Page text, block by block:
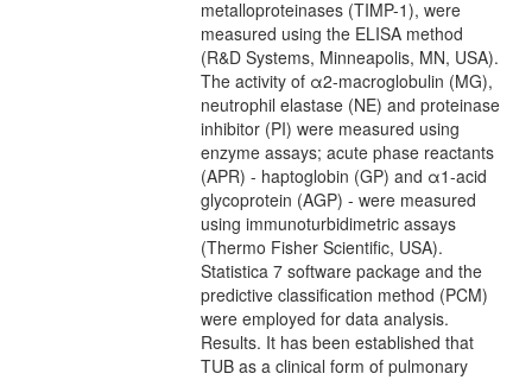
metalloproteinases (TIMP-1), were
measured using the ELISA method
(R&D Systems, Minneapolis, MN, USA).
The activity of α2-macroglobulin (MG),
neutrophil elastase (NE) and proteinase
inhibitor (PI) were measured using
enzyme assays; acute phase reactants
(APR) - haptoglobin (GP) and α1-acid
glycoprotein (AGP) - were measured
using immunoturbidimetric assays
(Thermo Fisher Scientific, USA).
Statistica 7 software package and the
predictive classification method (PCM)
were employed for data analysis.
Results. It has been established that
TUB as a clinical form of pulmonary